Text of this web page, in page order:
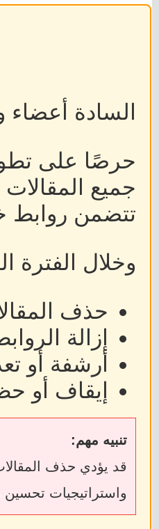
السادة أعضاء
حرصًا على
جميع
تتضمن روابط
وخلال الفترة
حذف
إزالة
أرشفة أو
إيقاف أو
تنبيه مهم:
واستراتيجيات